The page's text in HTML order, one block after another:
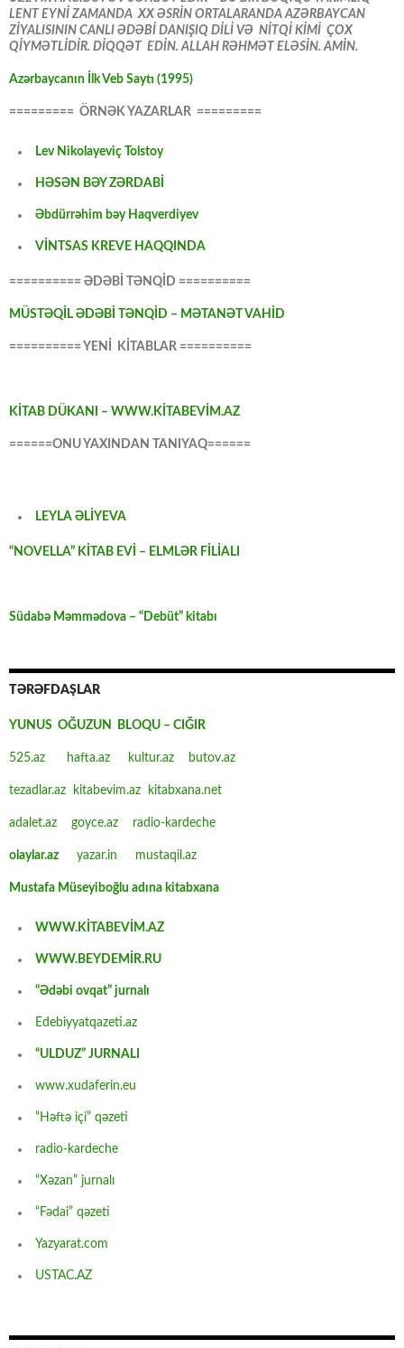
LENT EYNİ ZAMANDA XX ƏSRİN ORTALARANDA AZƏRBAYCAN
ZİYALISININ CANLI ƏDƏBİ DANIŞIQ DİLİ VƏ NİTQİ KİMİ ÇOX
QİYMƏTLİDİR. DİQQƏT EDİN. ALLAH RƏHMƏT ELƏSİN. AMİN.
Azərbaycanın İlk Veb Saytı (1995)
========= ÖRNƏK YAZARLAR =========
Lev Nikolayeviç Tolstoy
HƏSƏN BƏY ZƏRDABİ
Əbdürrəhim bəy Haqverdiyev
VİNTSAS KREVE HAQQINDA
========== ƏDƏBİ TƏNQİD ==========
MÜSTƏQİL ƏDƏBİ TƏNQİD – MƏTANƏT VAHİD
========== YENİ KİTABLAR ==========
KİTAB DÜKANI – WWW.KİTABEVİM.AZ
======ONU YAXINDAN TANIYAQ======
LEYLA ƏLİYEVA
“NOVELLA” KİTAB EVİ – ELMLƏR FİLİALI
Südabə Məmmədova – “Debüt” kitabı
TƏRƏFDAŞLAR
YUNUS OĞUZUN BLOQU – CIĞIR
525.az hafta.az kultur.az butov.az
tezadlar.az kitabevim.az kitabxana.net
adalet.az goyce.az radio-kardeche
olaylar.az yazar.in mustaqil.az
Mustafa Müseyiboğlu adına kitabxana
WWW.KİTABEVİM.AZ
WWW.BEYDEMİR.RU
“Ədəbi ovqat” jurnalı
Edebiyyatqazeti.az
“ULDUZ” JURNALI
www.xudaferin.eu
“Həftə içi” qəzeti
radio-kardeche
“Xəzan” jurnalı
“Fədai” qəzeti
Yazyarat.com
USTAC.AZ